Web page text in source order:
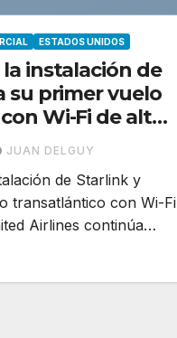
ESTADOS UNIDOS
instalación de
su primer vuelo
Wi-Fi de alta
JUAN DELGUY
de Starlink y
transatlántico con Wi-Fi
Airlines continúa…